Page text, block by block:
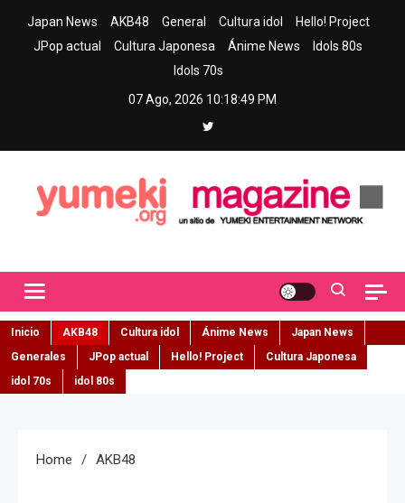
Japan News AKB48 General Cultura idol
Hello! Project
JPop actual
Cultura Japonesa Ánime News
Idols 80s
Idols 70s
07 Ago, 2026 10:18:51 PM
Inicio AKB48 Cultura idol Ánime News
Japan News
Generales
JPop actual Hello! Project
Cultura Japonesa
idol 70s
idol 80s
Home AKB48